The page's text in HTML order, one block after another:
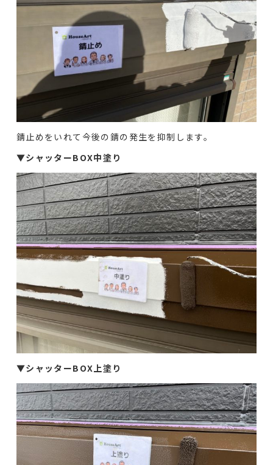
錆止めをいれて今後の錆の発生を抑制します。
▼シャッターBOX中塗り
▼シャッターBOX上塗り